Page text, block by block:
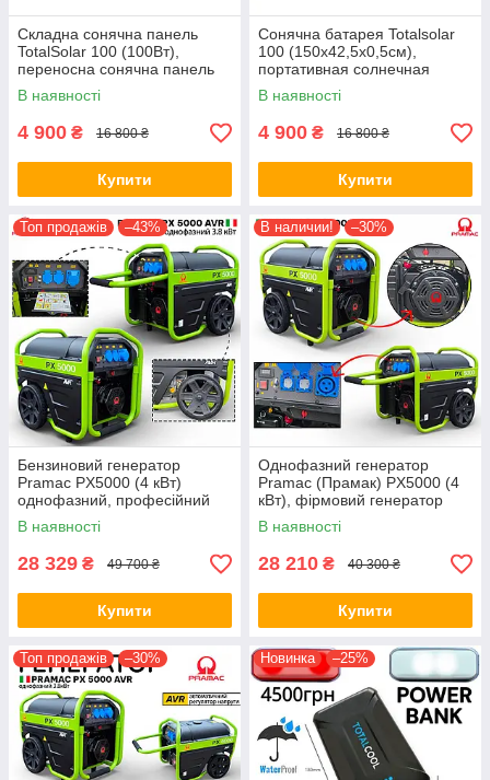
Складна сонячна панель
TotalSolar 100 (100Вт),
переносна сонячна панель
TotalSolar TS100
В наявності
4 900 ₴ 16 800 ₴
Купити
Сонячна батарея Totalsolar
100 (150х42,5х0,5см),
портативная солнечная
панель Totalsolar
В наявності
4 900 ₴ 16 800 ₴
Купити
Топ продажів –43%
Бензиновий генератор
Pramac PX5000 (4 кВт)
однофазний, професійний
генератор Pramac (Італія)
В наявності
28 329 ₴ 49 700 ₴
Купити
В наличии! –30%
Однофазний генератор
Pramac (Прамак) PX5000 (4
кВт), фірмовий генератор
для часного будинку Pramac
(Італія)
В наявності
28 210 ₴ 40 300 ₴
Купити
Топ продажів –30% Новинка –25%